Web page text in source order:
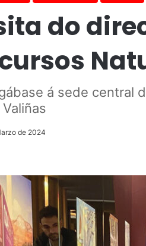
do
á sede central
de 2024